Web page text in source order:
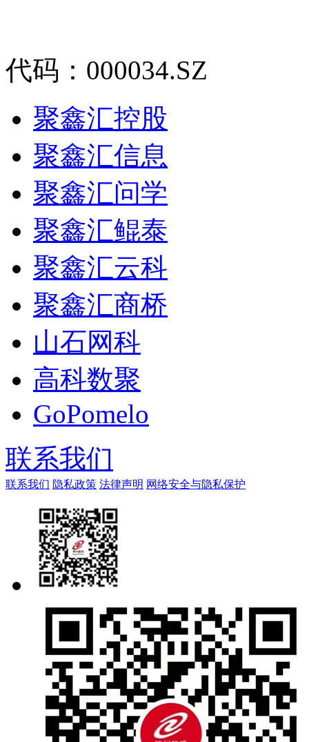
代码：000034.SZ
聚鑫汇控股
聚鑫汇信息
聚鑫汇问学
聚鑫汇鲲泰
聚鑫汇云科
聚鑫汇商桥
山石网科
高科数聚
GoPomelo
联系我们
联系我们 隐私政策 法律声明 网络安全与隐私保护